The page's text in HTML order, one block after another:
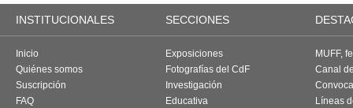
INSTITUCIONALES SECCIONES
Inicio
Quiénes somos
Suscripción
FAQ
Exposiciones
Fotografías del CdF
Investigación
Educativa
MUFF,
Canal
Líneas